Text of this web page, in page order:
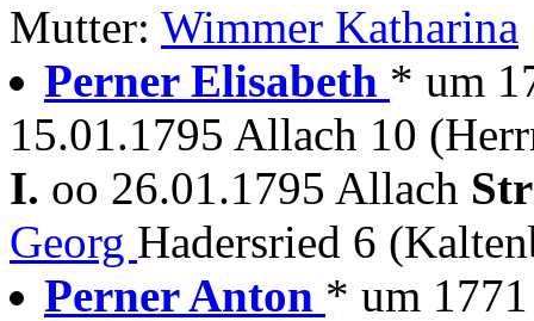
Mutter: Wimmer Katharina
Perner Elisabeth * um
15.01.1795 Allach 10
I. oo 26.01.1795 Allach
Georg Hadersried 6
Perner Anton * um